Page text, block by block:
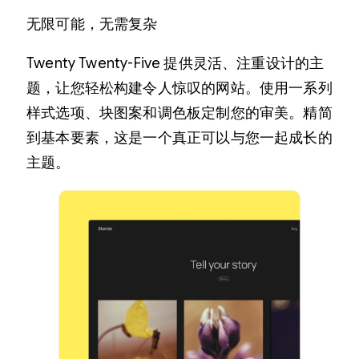
无限可能，无需复杂
Twenty Twenty-F​​ive 提供灵活、注重设计的主
题，让您轻松构建令人惊叹的网站。使用一系列
样式选项、块图案和调色板定制您的审美。精简
到基本要素，这是一个真正可以与您一起成长的
主题。